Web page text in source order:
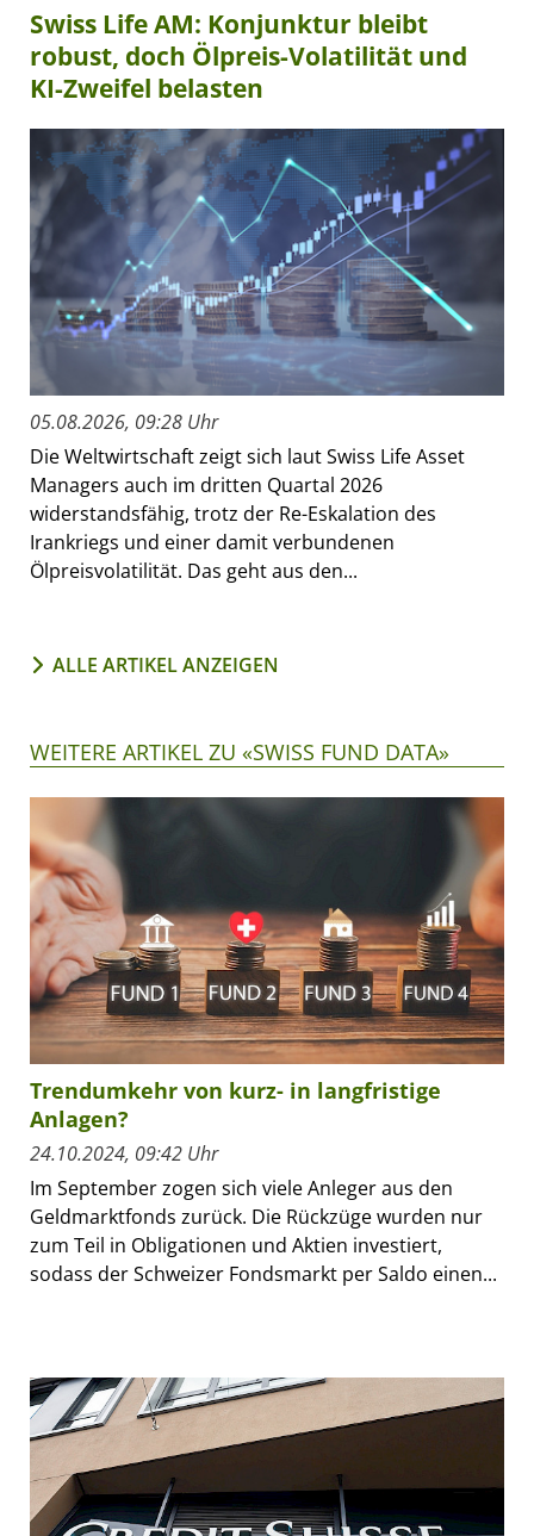
Swiss Life AM: Konjunktur bleibt
robust, doch Ölpreis-Volatilität und
KI-Zweifel belasten
05.08.2026, 09:28 Uhr
Die Weltwirtschaft zeigt sich laut Swiss Life Asset
Managers auch im dritten Quartal 2026
widerstandsfähig, trotz der Re-Eskalation des
Irankriegs und einer damit verbundenen
Ölpreisvolatilität. Das geht aus den...
ALLE ARTIKEL ANZEIGEN
WEITERE ARTIKEL ZU «SWISS FUND DATA»
Trendumkehr von kurz- in langfristige
Anlagen?
24.10.2024, 09:42 Uhr
Im September zogen sich viele Anleger aus den
Geldmarktfonds zurück. Die Rückzüge wurden nur
zum Teil in Obligationen und Aktien investiert,
sodass der Schweizer Fondsmarkt per Saldo einen...